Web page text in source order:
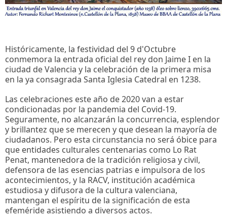
Históricamente, la festividad del 9 d'Octubre
conmemora la entrada oficial del rey don Jaime I en la
ciudad de Valencia y la celebración de la primera misa
en la ya consagrada Santa Iglesia Catedral en 1238.
Las celebraciones este año de 2020 van a estar
condicionadas por la pandemia del Covid-19.
Seguramente, no alcanzarán la concurrencia, esplendor
y brillantez que se merecen y que desean la mayoría de
ciudadanos. Pero esta circunstancia no será óbice para
que entidades culturales centenarias como Lo Rat
Penat, mantenedora de la tradición religiosa y civil,
defensora de las esencias patrias e impulsora de los
acontecimientos, y la RACV, institución académica
estudiosa y difusora de la cultura valenciana,
mantengan el espíritu de la significación de esta
efeméride asistiendo a diversos actos.